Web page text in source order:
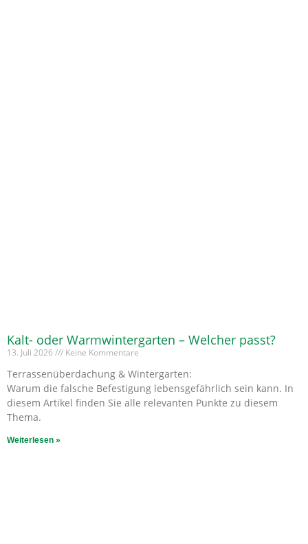
Kalt- oder Warmwintergarten – Welcher passt?
13. Juli 2026 Keine Kommentare
Terrassenüberdachung & Wintergarten:
Warum die falsche Befestigung lebensgefährlich sein kann. In
diesem Artikel finden Sie alle relevanten Punkte zu diesem
Thema.
Weiterlesen »